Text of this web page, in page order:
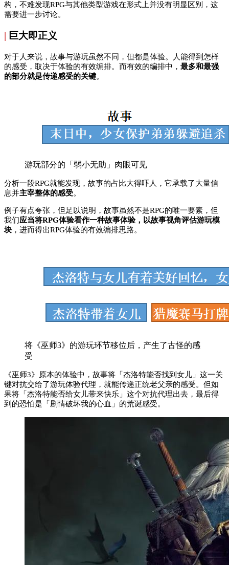
构，不难发现RPG与其他类型游戏在形式上并没有明显区别，这
需要进一步讨论。
| 巨大即正义
对于人来说，故事与游玩虽然不同，但都是体验。人能得到怎样
的感受，取决于体验的有效编排。而有效的编排中， 最多和最强
的部分就是传递感受的关键。
游玩部分的「弱小无助」肉眼可见
分析一段RPG就能发现，故事的占比大得吓人，它承载了大量信
息并主宰整体的感受。
例子有点夸张，但足以说明，故事虽然不是RPG的唯一要素，但
我们应当将RPG体验看作一种故事体验，以故事视角评估游玩模
块 ，进而得出RPG体验的有效编排思路。
将《巫师3》的游玩环节移位后，产生了古怪的感
受
《巫师3》原本的体验中，故事将「杰洛特能否找到女儿」这一关
键对抗交给了游玩体验代理，就能传递正统老父亲的感受。但如
果将「杰洛特能否给女儿带来快乐」这个对抗代理出去，最后得
到的恐怕是「剧情破坏我的心血」的荒诞感受。